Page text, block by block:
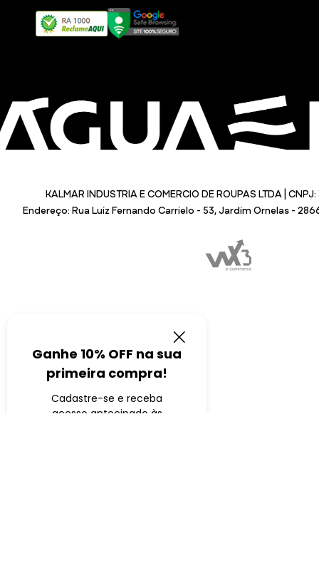
KALMAR INDUSTRIA E COMERCIO DE ROUPAS LTDA |
Endereço: Rua Luiz Fernando Carrielo - 53, Jardim Ornelas -